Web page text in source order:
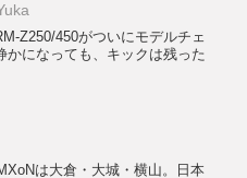
Z250/450がついにモデルチェ
かになっても、キックは残った
は大倉・大城・横山。日本